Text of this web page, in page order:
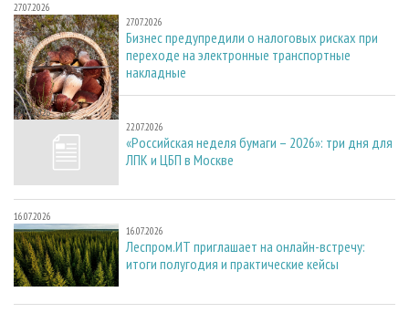
27.07.2026
27.07.2026
Бизнес предупредили о налоговых рисках при
переходе на электронные транспортные
накладные
22.07.2026
22.07.2026
«Российская неделя бумаги – 2026»: три дня для
ЛПК и ЦБП в Москве
16.07.2026
16.07.2026
Леспром.ИТ приглашает на онлайн-встречу:
итоги полугодия и практические кейсы